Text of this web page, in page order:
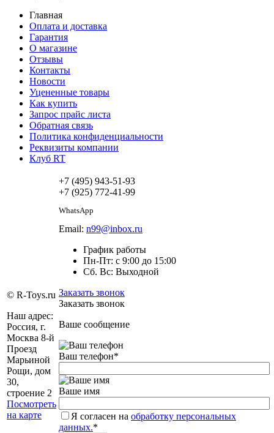
Главная
Оплата и доставка
Гарантия
О магазине
Отзывы
Контакты
Новости
Уцененные товары
Как купить
Запрос прайс листа
Обратная связь
Политика конфиденциальности
Реквизиты компании
Клуб RT
© R-Toys.ru
Наш адрес:
Россия, г.
Москва 8-й
Проезд
Марьиной
Рощи, дом
30,
строение 2
Посмотреть
на карте
+7 (495) 943-51-93
+7 (925) 772-41-99
WhatsApp
Email: n99@inbox.ru
График работы
Пн-Пт: с 9:00 до 15:00
Сб. Вс: Выходной
Заказать звонок
Заказать звонок
Ваше сообщение
Ваш телефон*
Ваше имя
Я согласен на обработку персональных
данных.*